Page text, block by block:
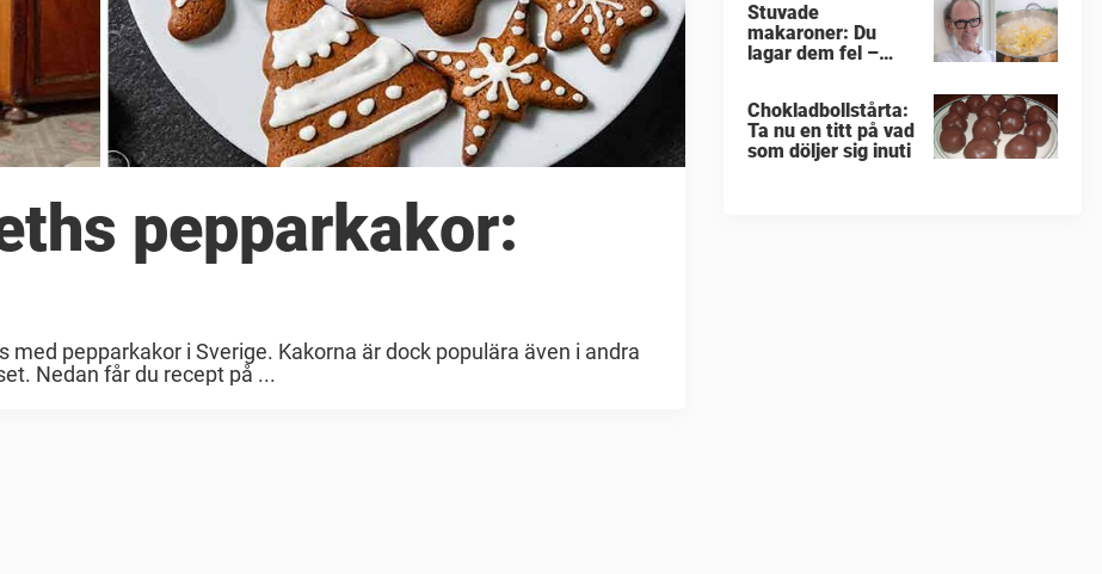
pepparkakor:
pepparkakor i Sverige. Kakorna är dock populära även i andra
Nedan får du recept på ...
Stuvade
makaroner: Du
lagar dem fel –
Chokladbollstårta:
Ta nu en titt på vad
som döljer sig inuti